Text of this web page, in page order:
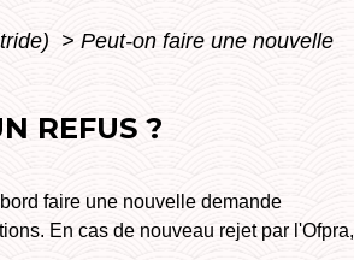
> Peut-on faire une nouvelle
REFUS ?
faire une nouvelle demande
En cas de nouveau rejet par l'Ofpra,